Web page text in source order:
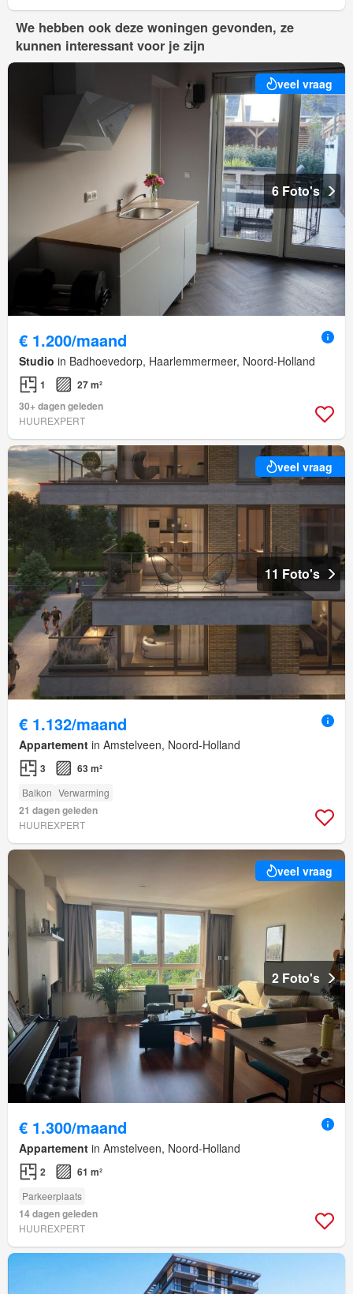
We hebben ook deze woningen gevonden, ze
kunnen interessant voor je zijn
veel vraag
6 Foto's
€ 1.200/maand
Studio in Badhoevedorp, Haarlemmermeer, Noord-Holland
1
27 m²
30+ dagen geleden
HUUREXPERT
veel vraag
11 Foto's
€ 1.132/maand
Appartement in Amstelveen, Noord-Holland
3 63 m²
Balkon Verwarming
21 dagen geleden
HUUREXPERT
veel vraag
2 Foto's
€ 1.300/maand
Appartement in Amstelveen, Noord-Holland
2 61 m²
Parkeerplaats
14 dagen geleden
HUUREXPERT